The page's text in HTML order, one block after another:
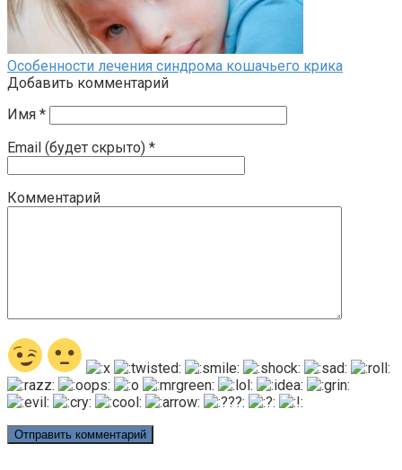
Особенности лечения синдрома кошачьего крика
Добавить комментарий
Имя *
Email (будет скрыто) *
Комментарий